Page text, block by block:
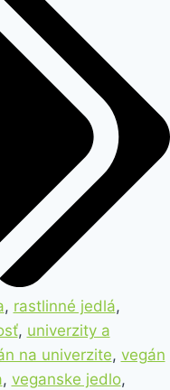
, rastlinné jedlá,
, univerzity a
na univerzite, vegán
, veganske jedlo,